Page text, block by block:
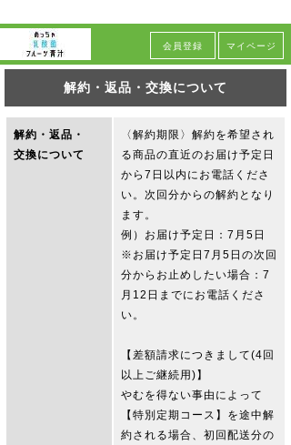
会員登録 マイページ
解約・返品・交換について
解約・返品・
交換について
〈解約期限〉解約を希望され
る商品の直近のお届け予定日
から7日以内にお電話くださ
い。次回分からの解約となり
ます。
例）お届け予定日：7月5日
※お届け予定日7月5日の次回
分からお止めしたい場合：7
月12日までにお電話くださ
い。
【差額請求につきまして(4回
以上ご継続用)】
やむを得ない事由によって
【特別定期コース】を途中解
約される場合、初回配送分の